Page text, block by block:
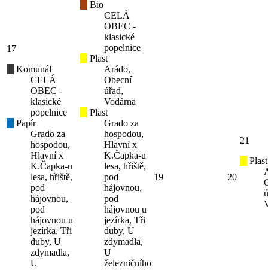
17
Komunál
CELÁ
OBEC -
klasické
popelnice
Papír
Grado za
hospodou,
Hlavní x
K.Čapka-u
lesa, hřiště,
pod
hájovnou,
pod
hájovnou u
jezírka, Tři
duby, U
zdymadla,
U
Bio
CELÁ
OBEC -
klasické
popelnice
Plast
Arádo,
Obecní
úřad,
Vodárna
Plast
Grado za
hospodou,
Hlavní x
K.Čapka-u
lesa, hřiště,
pod
hájovnou,
pod
hájovnou u
jezírka, Tři
duby, U
zdymadla,
U
železničního
19 20
21
Plast